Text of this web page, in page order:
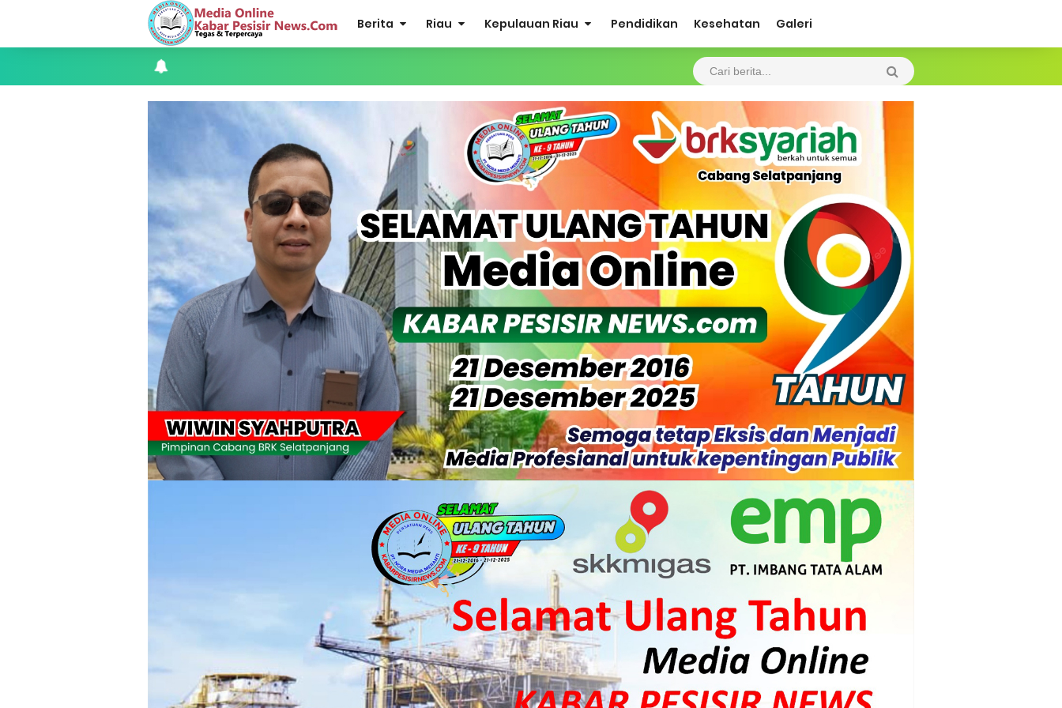
Berita Riau Kepulauan Riau Pendidikan Kesehatan Galeri
Apel Siaga Karhutla 2026 Digelar di Sabak Auh, Polsek dan Forkopimcam Perkuat Kesiapsiagaan Cegah Kebakaran
Musyawarah LAM Ke-3 Tualang Sukses, Zulkifli Z (Nomor Urut 1) Resmi Terpilih Pimpin Lembaga Adat
Kapolres Kepulauan Meranti Perkuat Sinergi Jelang Ekspedisi Merah Putih Presisi Polda Riau.
Teluk Belitung Bagaikan Kota Mati Disaat Listrik Diberlakukan Pemadaman Secara Bergilir, Mesin 600 kW Diharapkan Jadi Solusi.
F-PETIR Desak Pemkab Lingga Segera Buka Solusi Tambang Timah Rakyat: Jangan Hanya di Laut yang Beroperasi, Tambang Timah di Darat
Juga Butuh Hidup
Saat Duka Menyelimuti Korban Serangan Monyet, YBM PLN UP3 Rengat Bersama PW IWO Riau Ulurkan Tangan Kemanusiaan
Wabup Meranti Serahkan Santunan BPJS Rp52 Juta, Optimalisasi Pelaksanaan Program Jaminan Sosial Ketenagakerjaan Diperkuat
Usut Skandal Lahan Ulayat Desa Palas, Sekoci24.co Resmi Layangkan Surat Konfirmasi ke PT Arara Abadi.
Meranti 2026, 30 Putra-Putri Terbaik Disiapkan Kibarkan Merah Putih
Pulihkan Konektivitas Pascabencana, HKI Rampungkan Penanganan Jalur Lembah Anai dan Malalak
Bupati Asmar Lepas 77 Kontingen Pramuka Meranti Ikuti Jambore Nasional XII 2026 di Cibubur
Polres Kepulauan Meranti Gelar Ekspedisi Merah Putih" Jalin Sinergitas dengan Insan Pers, Komunitas dan Mahasiswa
PLN Selat Panjang Minta Maaf, Janji Datangkan Mesin Sewa Atasi Pemadaman di Merbau.
Warga Kecamatan Merbau dan Kecamatan Putri Puyu Tuntut PLN: Hentikan Pemadaman dan Beri Kompensasi
FPMP.TB Bersama OPP Teluk Belitung, Dan Perwakilan Masyarakat Desa Se- Kecamatan Merbau Datangi PLTG Melibur